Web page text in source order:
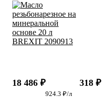
18 486 ₽
924.3 ₽/л
318 ₽